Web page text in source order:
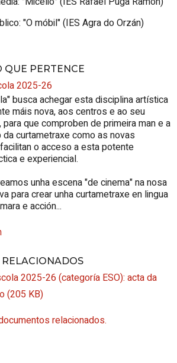
"O móbil" (IES Agra do Orzán)
QUE PERTENCE
2025-26
" busca achegar esta disciplina artística
máis nova, aos centros e ao seu
que comproben de primeira man e a
curtametraxe como as novas
o acceso a esta potente
e experiencial.
unha escena "de cinema" na nosa
para crear unha curtametraxe en lingua
e acción...
2025-26 (categoría ESO): acta da
(205 KB)
relacionados.